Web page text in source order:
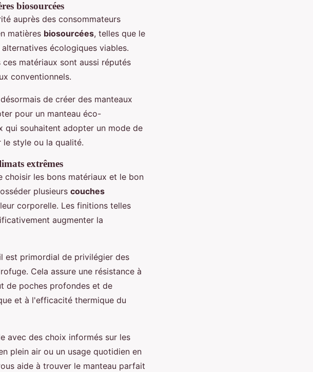
biosourcées
auprès des consommateurs
matières biosourcées, telles que le
écologiques viables.
matériaux sont aussi réputés
conventionnels.
de créer des manteaux
pour un manteau éco-
qui souhaitent adopter un mode de
le style ou la qualité.
extrêmes
choisir les bons matériaux et le bon
plusieurs couches
corporelle. Les finitions telles
augmenter la
est primordial de privilégier des
Cela assure une résistance à
de poches profondes et de
et à l'efficacité thermique du
avec des choix informés sur les
plein air ou un usage quotidien en
aide à trouver le manteau parfait